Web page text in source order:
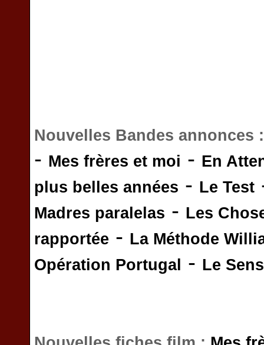
Nouvelles Bandes annonces
- Mes frères et moi - En
plus belles années - Le Test
Madres paralelas - Les
rapportée - La Méthode
Opération Portugal
- Le